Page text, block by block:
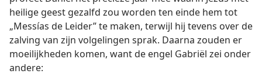
heilige geest gezalfd zou worden ten einde hem tot
„Messías de Leider” te maken, terwijl hij tevens over de
zalving van zijn volgelingen sprak. Daarna zouden er
moeilijkheden komen, want de engel Gabriël zei onder
andere: